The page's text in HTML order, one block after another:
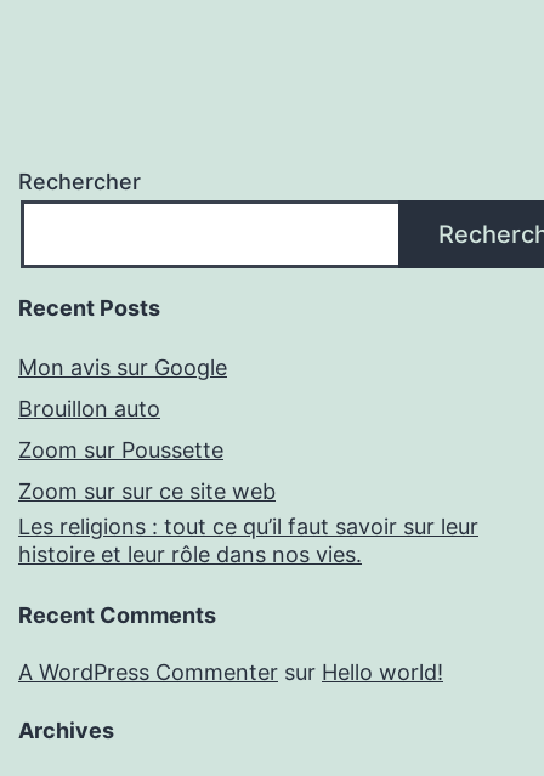
Rechercher
Recent Posts
Mon avis sur Google
Brouillon auto
Zoom sur Poussette
Zoom sur sur ce site web
Les religions : tout ce qu’il faut savoir sur leur
histoire et leur rôle dans nos vies.
Recent Comments
A WordPress Commenter sur Hello world!
Archives